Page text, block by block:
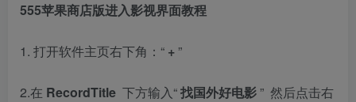
555苹果商店版进入影视界面教程
1. 打开软件主页右下角：“ + ”
2.在 RecordTitle 下方输入“找国外好电影 ” 然后点击右